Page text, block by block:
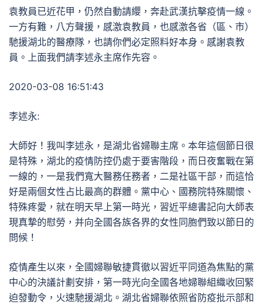
袁教員已近花甲，仍然自動請纓，奔赴武漢抗擊疫情一線。
一方有難，八方聲援，感激袁教員，也感激各省（區、市）
馳援湖北的醫療隊，也請你們必定照料好本身。感謝袁教
員。上面我們請李述永主席作先容。
2020-03-08 16:51:43
李述永:
大師好！我叫李述永，是湖北省婦聯主席。本年這個節日很
是特殊，湖北的疫情防控仍處于要害階段，而日夜奮戰在第
一線的，一是我們寬大醫務任務者，二是社區干部，而這恰
好是兩個女性占比最高的群體。黨中心、國務院特殊關懷、
特殊疼愛，就在明天早上第一時光，習近平總書記向大師表
現真摯的慰勞，并向全國各族各界的女性同胞們致以節日的
問候！
疫情產生以來，全國婦聯敏捷貫徹以習近平同道為焦點的黨
中心的決議計劃安排，第一時光向全國各地婦聯組織收回緊
迫發動令，火速馳援湖北。湖北省婦聯依照省防疫批示部和